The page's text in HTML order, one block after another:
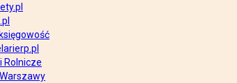
Rolnicze